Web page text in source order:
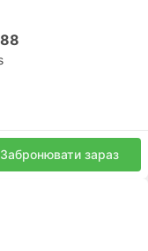
Забронювати зараз